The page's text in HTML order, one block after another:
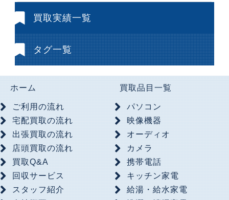
買取実績一覧
タグ一覧
ホーム
ご利用の流れ
宅配買取の流れ
出張買取の流れ
店頭買取の流れ
買取Q&A
回収サービス
スタッフ紹介
買取品目一覧
パソコン
映像機器
オーディオ
カメラ
携帯電話
キッチン家電
給湯・給水家電